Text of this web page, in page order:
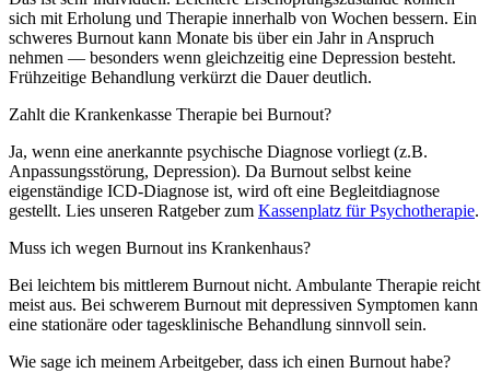
sich mit Erholung und Therapie innerhalb von Wochen bessern. Ein
schweres Burnout kann Monate bis über ein Jahr in Anspruch
nehmen — besonders wenn gleichzeitig eine Depression besteht.
Frühzeitige Behandlung verkürzt die Dauer deutlich.
Zahlt die Krankenkasse Therapie bei Burnout?
Ja, wenn eine anerkannte psychische Diagnose vorliegt (z.B.
Anpassungsstörung, Depression). Da Burnout selbst keine
eigenständige ICD-Diagnose ist, wird oft eine Begleitdiagnose
gestellt. Lies unseren Ratgeber zum Kassenplatz für Psychotherapie.
Muss ich wegen Burnout ins Krankenhaus?
Bei leichtem bis mittlerem Burnout nicht. Ambulante Therapie reicht
meist aus. Bei schwerem Burnout mit depressiven Symptomen kann
eine stationäre oder tagesklinische Behandlung sinnvoll sein.
Wie sage ich meinem Arbeitgeber, dass ich einen Burnout habe?